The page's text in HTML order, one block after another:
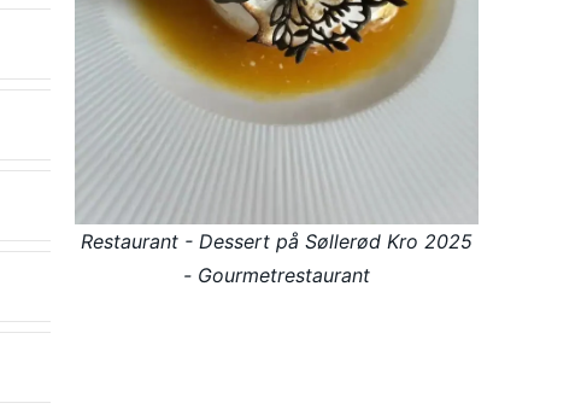
Restaurant - Dessert på Søllerød Kro 2025
- Gourmetrestaurant